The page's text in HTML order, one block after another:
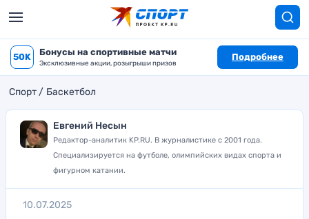
50K Бонусы на спортивные матчи
Эксклюзивные акции, розыгрыши призов
Подробнее
Спорт Баскетбол
Евгений Несын
Редактор-аналитик KP.RU. В журналистике с 2001 года.
Специализируется на футболе, олимпийских видах спорта и
фигурном катании.
10.07.2025